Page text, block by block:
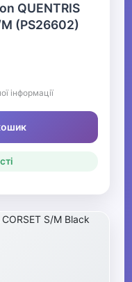
QUENTRIS
(PS26602)
інформації